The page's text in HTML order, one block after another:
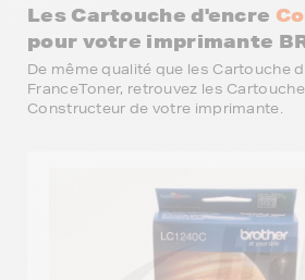
Les Cartouche d'encre
pour votre imprimante
De même qualité que les Cartouche
FranceToner, retrouvez les
Constructeur de votre imprimante.